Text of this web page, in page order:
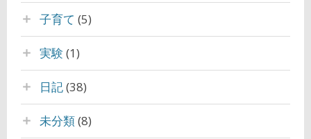
子育て (5)
実験 (1)
日記(38)
未分類(8)